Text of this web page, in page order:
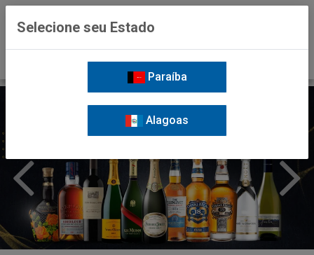
Selecione seu Estado
Paraíba
Alagoas